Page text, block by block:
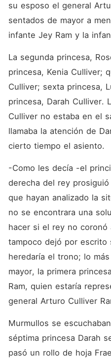
su esposo el general
sentados de mayor a
infante Jey Ram y la
La segunda princesa,
princesa, Kenia Culliver;
Culliver; sexta princesa,
princesa, Darah Culliver.
Culliver no estaba en el
llamaba la atención de
cierto tiempo el asiento.
-Como les decía -el
derecha del rey
que hayan analizado la
no se encontrara una
hacer si el rey no coronó
tampoco dejó por escrito
heredaría el trono; lo
mayor, la primera
Ram, quien estaría
general Arturo Culliver
Murmullos se
séptima princesa Darah
pasó un rollo de hoja